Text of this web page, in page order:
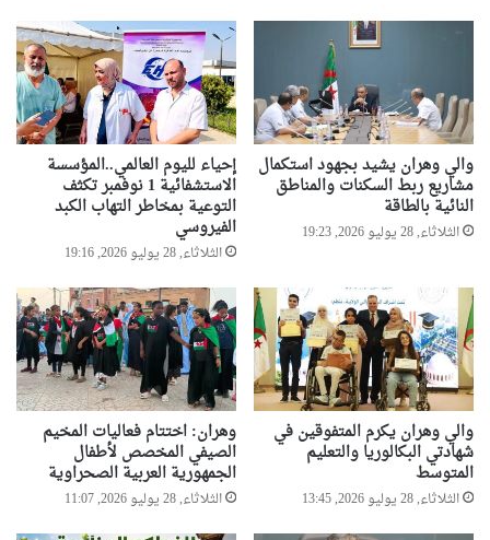
والي وهران يشيد بجهود استكمال
مشاريع ربط السكنات والمناطق
النائية بالطاقة
الثلاثاء, 28 يوليو 2026, 19:23
إحياء لليوم العالمي..المؤسسة
الاستشفائية 1 نوفمبر تكثف
التوعية بمخاطر التهاب الكبد
الفيروسي
الثلاثاء, 28 يوليو 2026, 19:16
والي وهران يكرم المتفوقين في
شهادتي البكالوريا والتعليم
المتوسط
الثلاثاء, 28 يوليو 2026, 13:45
وهران: اختتام فعاليات المخيم
الصيفي المخصص لأطفال
الجمهورية العربية الصحراوية
الثلاثاء, 28 يوليو 2026, 11:07